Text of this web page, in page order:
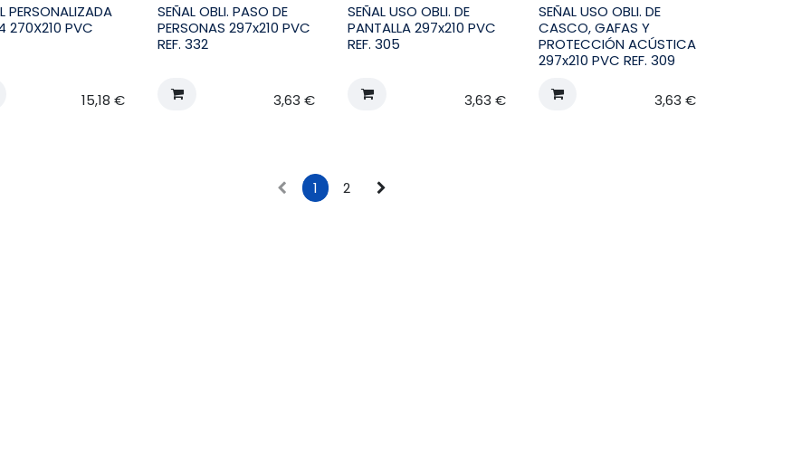
PERSONALIZADA
270X210 PVC
15,18 €
SEÑAL OBLI. PASO DE
PERSONAS 297x210 PVC
REF. 332
3,63 €
SEÑAL USO OBLI. DE
PANTALLA 297x210 PVC
REF. 305
3,63 €
SEÑAL USO OBLI. DE
CASCO, GAFAS Y
PROTECCIÓN ACÚSTICA
297x210 PVC REF. 309
3,63 €
1 2